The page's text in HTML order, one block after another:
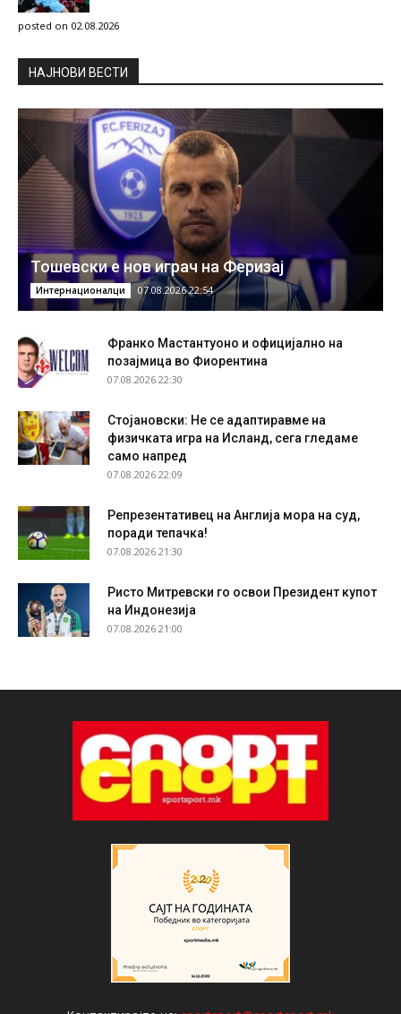
posted on 02.08.2026
НAЈНОВИ ВЕСТИ
Тошевски е нов играч на Феризај
Интернационалци 07.08.2026 22:54
Франко Мастантуоно и официјално на
позајмица во Фиорентина
07.08.2026 22:30
Стојановски: Не се адаптиравме на
физичката игра на Исланд, сега гледаме
само напред
07.08.2026 22:09
Репрезентативец на Англија мора на суд,
поради тепачка!
07.08.2026 21:30
Ристо Митревски го освои Президент купот
на Индонезија
07.08.2026 21:00